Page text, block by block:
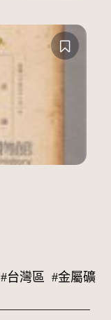
#台灣區 #金屬礦